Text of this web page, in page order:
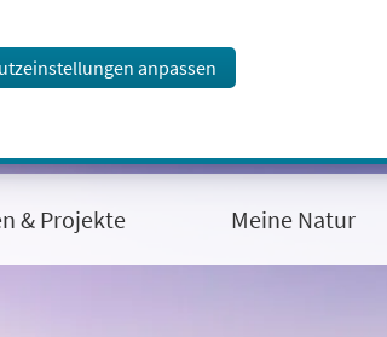
anpassen
& Projekte Meine Natur